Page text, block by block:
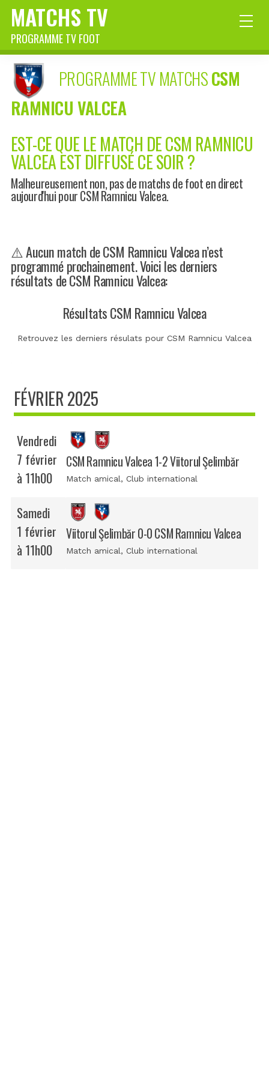
MATCHS TV
PROGRAMME TV FOOT
PROGRAMME TV MATCHSCSM
RAMNICU VALCEA
EST-CE QUE LE MATCH DE CSM RAMNICU
VALCEA EST DIFFUSÉ CE SOIR ?
Malheureusement non, pas de matchs de foot en direct
aujourd'hui pour CSM Ramnicu Valcea.
⚠️ Aucun match de CSM Ramnicu Valcea n’est
programmé prochainement. Voici les derniers
résultats de CSM Ramnicu Valcea:
Résultats CSM Ramnicu Valcea
Retrouvez les derniers résulats pour CSM Ramnicu Valcea
FÉVRIER 2025
Vendredi
7 février
à 11h00
CSM Ramnicu Valcea 1-2 Viitorul Şelimbăr
Match amical, Club international
Samedi
1 février
à 11h00
Viitorul Şelimbăr 0-0 CSM Ramnicu Valcea
Match amical, Club international